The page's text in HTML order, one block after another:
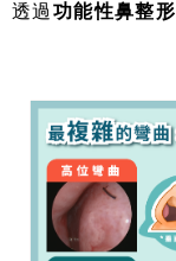
透過 功能性鼻整形